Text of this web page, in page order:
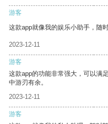
游客
这款app就像我的娱乐小助手，随
2023-12-11
游客
这款app的功能非常强大，可以满
中游刃有余。
2023-12-11
游客